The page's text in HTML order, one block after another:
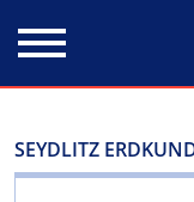
SEYDLITZ